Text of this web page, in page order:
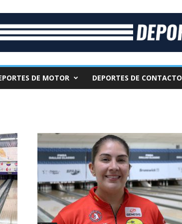
DE MOTOR DEPORTES DE CONTACTO